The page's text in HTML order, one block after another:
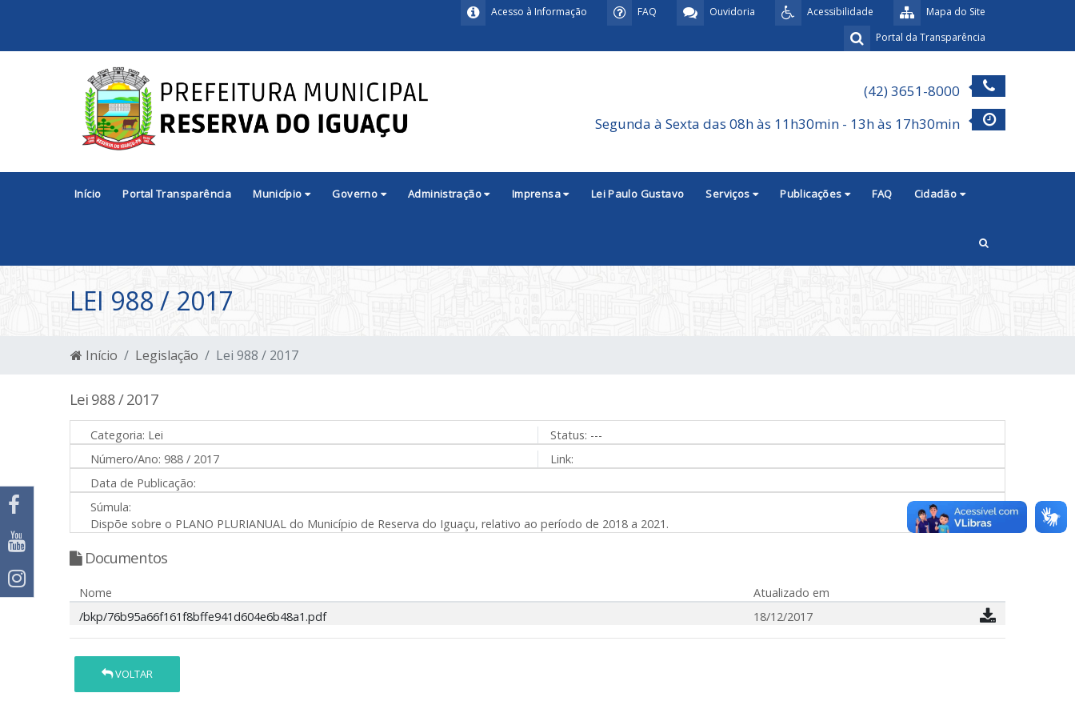
Mapa do Site
Acessibilidade
Ouvidoria
FAQ
Acesso à Informação
Portal da Transparência
(42) 3651-8000
Segunda à Sexta das 08h às 11h30min - 13h às 17h30min
Início Portal Transparência Município Governo Administração Imprensa Lei Paulo Gustavo Serviços Publicações FAQ Cidadão
LEI 988 / 2017
Início Legislação Lei 988 / 2017
Lei 988 / 2017
Categoria: Lei Status: ---
Número/Ano: 988 / 2017
Link:
Data de Publicação:
Súmula:
Dispõe sobre o PLANO PLURIANUAL do Município de Reserva do Iguaçu, relativo ao período de 2018 a 2021.
Documentos
Nome
Atualizado em
/bkp/76b95a66f161f8bffe941d604e6b48a1.pdf
18/12/2017
VOLTAR